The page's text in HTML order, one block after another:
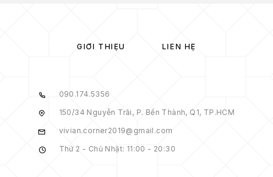
GIỚI THIỆU LIÊN HỆ
090.174.5356
150/34 Nguyễn Trãi, P. Bến Thành, Q1, TP.HCM
vivian.corner2019@gmail.com
Thứ 2 - Chủ Nhật: 11:00 - 20:30